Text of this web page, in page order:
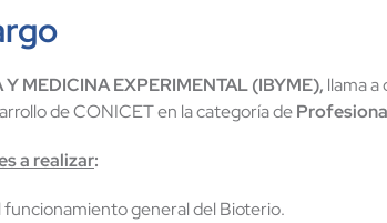
Y MEDICINAEXPERIMENTAL (IBYME), llama
de CONICET en la categoría de
a realizar:
general del Bioterio.